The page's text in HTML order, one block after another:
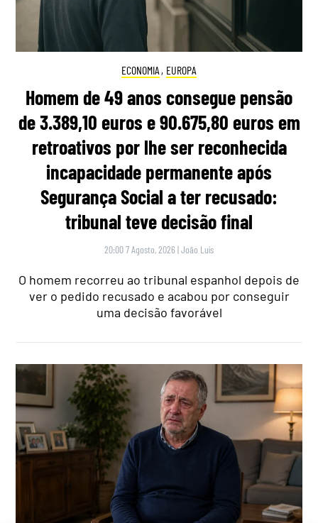
ECONOMIA , EUROPA
Homem de 49 anos consegue pensão
de 3.389,10 euros e 90.675,80 euros em
retroativos por lhe ser reconhecida
incapacidade permanente após
Segurança Social a ter recusado:
tribunal teve decisão final
20:00 7 Agosto, 2026 |João Luís
O homem recorreu ao tribunal espanhol depois de
ver o pedido recusado e acabou por conseguir
uma decisão favorável